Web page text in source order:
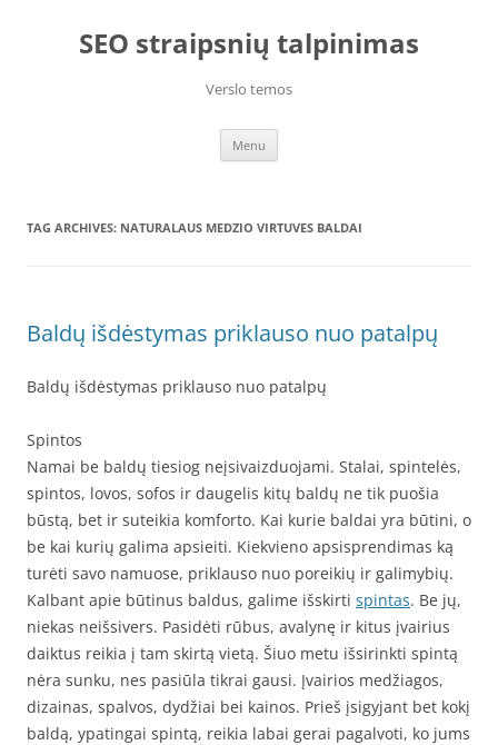
contentSEO straipsnių talpinimas
Verslo temos
Menu
TAG ARCHIVES: NATURALAUS MEDZIO VIRTUVES BALDAI
Baldų išdėstymas priklauso nuo patalpų
Baldų išdėstymas priklauso nuo patalpų
Spintos
Namai be baldų tiesiog neįsivaizduojami. Stalai, spintelės,
spintos, lovos, sofos ir daugelis kitų baldų ne tik puošia
būstą, bet ir suteikia komforto. Kai kurie baldai yra būtini, o
be kai kurių galima apsieiti. Kiekvieno apsisprendimas ką
turėti savo namuose, priklauso nuo poreikių ir galimybių.
Kalbant apie būtinus baldus, galime išskirti spintas. Be jų,
niekas neišsivers. Pasidėti rūbus, avalynę ir kitus įvairius
daiktus reikia į tam skirtą vietą. Šiuo metu išsirinkti spintą
nėra sunku, nes pasiūla tikrai gausi. Įvairios medžiagos,
dizainas, spalvos, dydžiai bei kainos. Prieš įsigyjant bet kokį
baldą, ypatingai spintą, reikia labai gerai pagalvoti, ko jums